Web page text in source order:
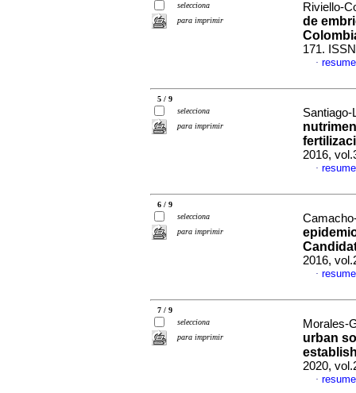
selecciona
para imprimir
Riviello-
de
171.
·
5 / 9
selecciona
para imprimir
2016,
·
6 / 9
selecciona
para imprimir
2016,
·
7 / 9
selecciona
para imprimir
Morales-
urban
2020,
·